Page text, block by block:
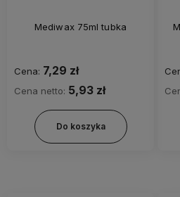
Mediwax 75ml tubka
Cena: 7,29 zł
Cena netto: 5,93 zł
Do koszyka